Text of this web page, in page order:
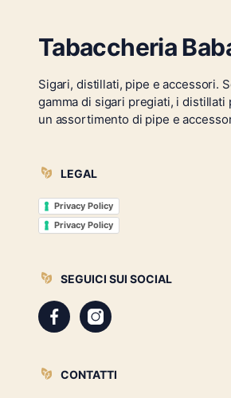
Tabaccheria
Sigari, distillati, pipe e accessori.
gamma di sigari pregiati, i distillati
un assortimento di pipe e
LEGAL
Privacy Policy
Privacy Policy
SEGUICI SUI SOCIAL
CONTATTI